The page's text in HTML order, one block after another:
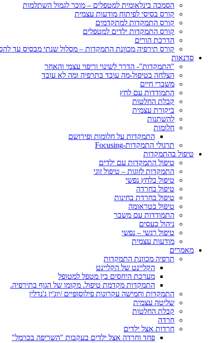
הסמכה בינלאומית למטפלים – מוכר לגמול השתלמות
קורס בסיסי לפיתוח מודעות עצמית
קורס התמקדות למתקדמים
קורס התמקדות ילדים למטפלים
הדרכת הורים
קורס תירפיה מכוונת התמקדות – מסלול שנתי מבסיס עד
סדנאות
"התמקדות"- הדרך לשינוי וריפוי עצמי והאחר
הצלחה בטיפול-מה עובד בתרפיה ומה לא עובד
משברי חיים
התמודדות עם לחץ
קבלת החלטות
ביקורת עצמית
להשתנות
חלומות
התמקדות על חלומות ופירושם
תרגולי התמקדות-Focusing
טיפול בהתמקדות
טיפול התמקדות עם ילדים
התמקדות לזוגות – טיפול זוגי
טיפול בלחץ נפשי
טיפול בחרדה
טיפול בחרדת בחינות
טיפול בטראומה
התמודדות עם משבר
ניהול כעסים
טיפול רגשי – נפשי
מודעות עצמית
מאמרים
תרפיה מכוונת התמקדות
הקליינט של הקליינט
מערכת היחסים בין מטפל למטופל
התמקדות מקדמת טיפול. מקומו של הגוף בתירפיה.
התמקדות וחמישה עקרונות פילוסופיים /יוג'ין ג'נדלין
שליטה עצמית
קבלת החלטות
חרדה
חרדות אצל ילדים
פחד וחרדה אצל ילדים בעקבות "השריפה בכרמל"